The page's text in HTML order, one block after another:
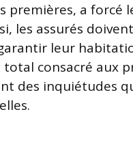
premières, a forcé
les assurés
leur
consacré aux
des inquiétudes